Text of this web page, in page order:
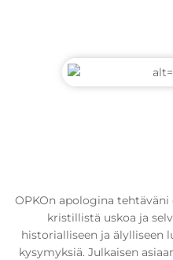
OPKOn apologina
kristillistä uskoa ja
historialliseen ja älylliseen
kysymyksiä. Julkaisen